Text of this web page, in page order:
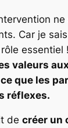
ne
Car je
essentiel
valeurs
que les
réflexes.
de créer un